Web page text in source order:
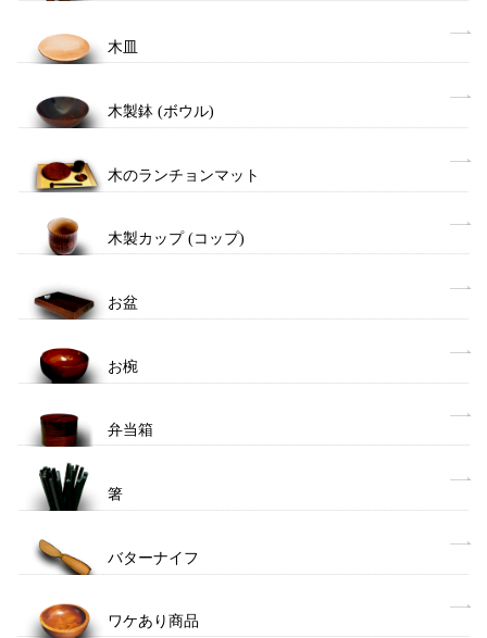
木皿
木製鉢 (ボウル)
木のランチョンマット
木製カップ (コップ)
お盆
お椀
弁当箱
箸
バターナイフ
ワケあり商品